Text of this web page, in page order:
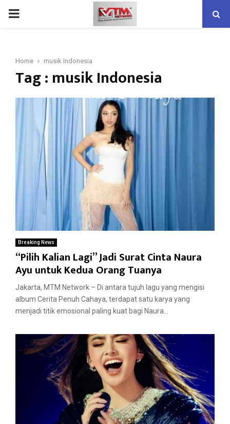
PRIMARY
Home musik Indonesia
Tag : musik Indonesia
Breaking News
“Pilih Kalian Lagi” Jadi Surat Cinta Naura
Ayu untuk Kedua Orang Tuanya
Jakarta, MTM Network – Di antara tujuh lagu yang mengisi
album Cerita Penuh Cahaya, terdapat satu karya yang
menjadi titik emosional paling kuat bagi Naura...